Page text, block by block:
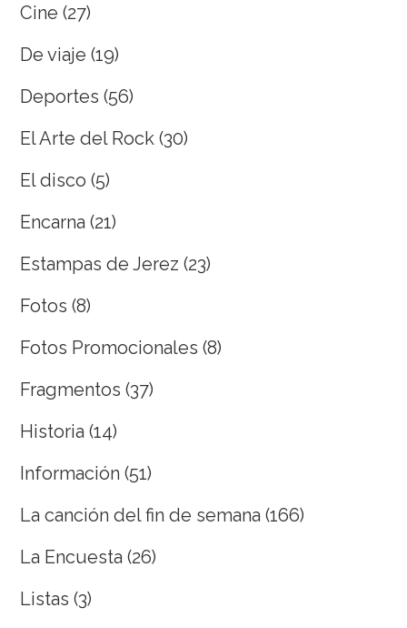
Cine (27)
De viaje (19)
Deportes (56)
El Arte del Rock (30)
El disco (5)
Encarna (21)
Estampas de Jerez (23)
Fotos (8)
Fotos Promocionales (8)
Fragmentos (37)
Historia (14)
Información (51)
La canción del fin de semana (166)
La Encuesta (26)
Listas (3)